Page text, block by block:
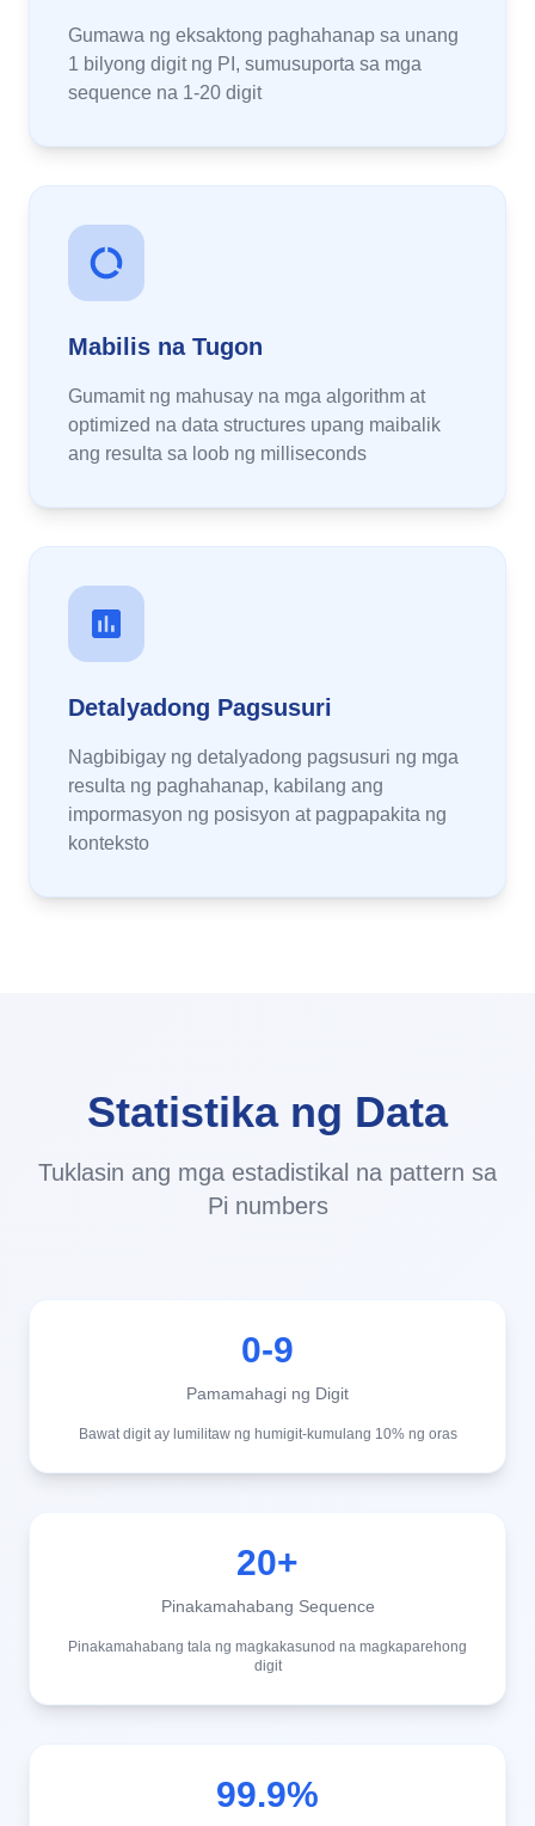
Gumawa ng eksaktong paghahanap sa unang
1 bilyong digit ng PI, sumusuporta sa mga
sequence na 1-20 digit
Mabilis na Tugon
Gumamit ng mahusay na mga algorithm at
optimized na data structures upang maibalik
ang resulta sa loob ng milliseconds
Detalyadong Pagsusuri
Nagbibigay ng detalyadong pagsusuri ng mga
resulta ng paghahanap, kabilang ang
impormasyon ng posisyon at pagpapakita ng
konteksto
Statistika ng Data
Tuklasin ang mga estadistikal na pattern sa
Pi numbers
0-9
Pamamahagi ng Digit
Bawat digit ay lumilitaw ng humigit-kumulang 10% ng oras
20+
Pinakamahabang Sequence
Pinakamahabang tala ng magkakasunod na magkaparehong
digit
99.9%